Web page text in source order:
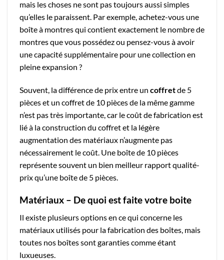
mais les choses ne sont pas toujours aussi simples
qu’elles le paraissent. Par exemple, achetez-vous une
boîte à montres qui contient exactement le nombre de
montres que vous possédez ou pensez-vous à avoir
une capacité supplémentaire pour une collection en
pleine expansion ?
Souvent, la différence de prix entre un coffretde 5
pièces et un coffret de 10 pièces de la même gamme
n’est pas très importante, car le coût de fabrication est
lié à la construction du coffret et la légère
augmentation des matériaux n’augmente pas
nécessairement le coût. Une boîte de 10 pièces
représente souvent un bien meilleur rapport qualité-
prix qu’une boîte de 5 pièces.
Matériaux – De quoi est faite votre boite
Il existe plusieurs options en ce qui concerne les
matériaux utilisés pour la fabrication des boîtes, mais
toutes nos boîtes sont garanties comme étant
luxueuses.